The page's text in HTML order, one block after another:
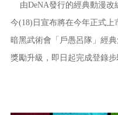
由DeNA發行的經典動漫改
今(18)日宣布將在今年正式
暗黑武術會「戶愚呂隊」經
獎勵升級，即日起完成登錄